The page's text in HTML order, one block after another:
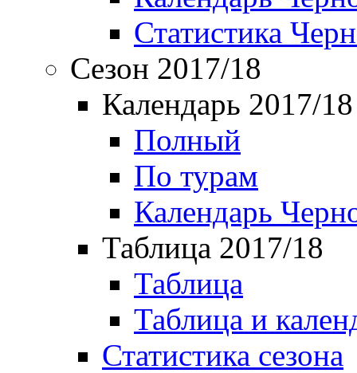
Статистика
Сезон 2017/18
Календарь 2017/18
Полный
По турам
Календарь
Таблица 2017/18
Таблица
Таблица и
Статистика сезона